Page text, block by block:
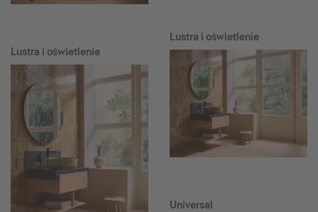
Lustra i oświetlenie
Lustra i oświetlenie
Universal